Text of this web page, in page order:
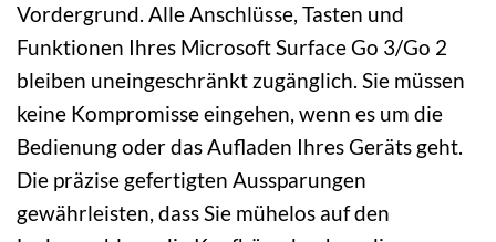
Vordergrund. Alle Anschlüsse, Tasten und
Funktionen Ihres Microsoft Surface Go 3/Go 2
bleiben uneingeschränkt zugänglich. Sie müssen
keine Kompromisse eingehen, wenn es um die
Bedienung oder das Aufladen Ihres Geräts geht.
Die präzise gefertigten Aussparungen
gewährleisten, dass Sie mühelos auf den